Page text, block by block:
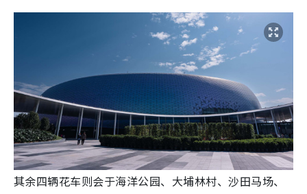
其余四辆花车则会于海洋公园、大埔林村、沙田马场、